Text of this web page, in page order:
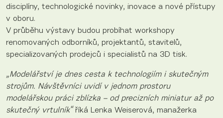
disciplíny, technologické novinky, inovace a nové přístupy
v oboru.
V průběhu výstavy budou probíhat workshopy
renomovaných odborníků, projektantů, stavitelů,
specializovaných prodejců i specialistů na 3D tisk.
„Modelářství je dnes cesta k technologiím i skutečným
strojům. Návštěvníci uvidí v jednom prostoru
modelářskou práci zblízka – od precizních miniatur až po
skutečný vrtulník“říká Lenka Weiserová, manažerka